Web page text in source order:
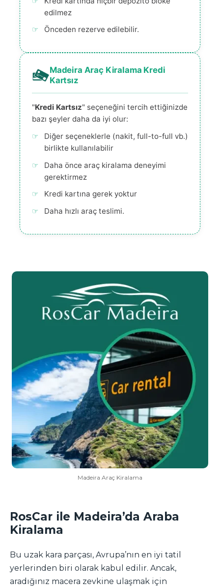
edilmez
Önceden rezerve edilebilir.
Madeira Araç Kiralama Kredi
Kartsız
"Kredi Kartsız" seçeneğini tercih ettiğinizde
bazı şeyler daha da iyi olur:
Diğer seçeneklerle (nakit, full-to-full vb.)
birlikte kullanılabilir
Daha önce araç kiralama deneyimi
gerektirmez
Kredi kartına gerek yoktur
Daha hızlı araç teslimi.
Madeira Araç Kiralama
RosCar ile Madeira’da Araba
Kiralama
Bu uzak kara parçası, Avrupa’nın en iyi tatil
yerlerinden biri olarak kabul edilir. Ancak,
aradığınız macera zevkine ulaşmak için